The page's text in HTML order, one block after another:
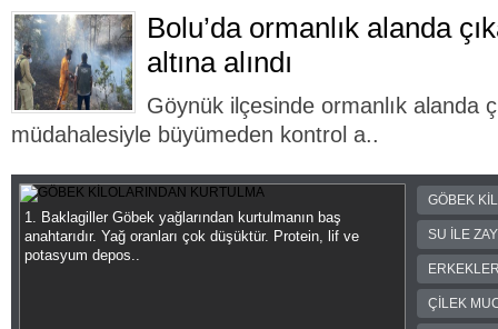
Bolu’da ormanlık alanda
altına alındı
Göynük ilçesinde ormanlık alanda
müdahalesiyle büyümeden kontrol a..
1. Baklagiller Göbek yağlarından kurtulmanın baş
anahtarıdır. Yağ oranları çok düşüktür. Protein, lif ve
potasyum depos..
GÖBEK
SU İLE
ÇİLEK